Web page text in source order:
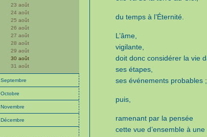
23 août
24 août
25 août
26 août
27 août
28 août
29 août
30 août
31 août
Septembre
Octobre
Novembre
Décembre
du temps à l’Éternité.
L’âme,
vigilante,
doit donc considérer la vie
ses étapes,
ses événements probables ;
puis,
ramenant par la pensée
cette vue d’ensemble à